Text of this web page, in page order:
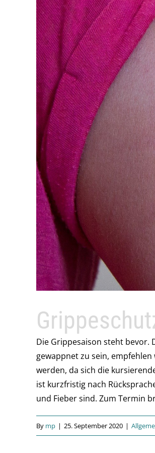
Die Grippesaison steht bevor.
gewappnet zu sein,
werden, da sich die
ist kurzfristig nach
und Fieber sind. Zum Termin
By mp | 25. September 2020 |